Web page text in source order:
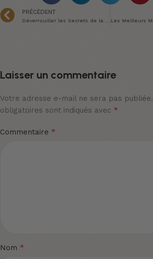
PRÉCÈDENT
Déverrouiller les Secrets de la Science par le Design
Laisser un commentaire
Votre adresse e-mail ne sera pas publiée.
obligatoires sont indiqués avec *
Commentaire *
Nom *